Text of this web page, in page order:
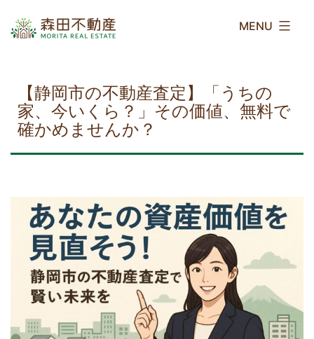
田
【静岡市の不動産査定】「うちの
家、今いくら？」その価値、無料で
確かめませんか？